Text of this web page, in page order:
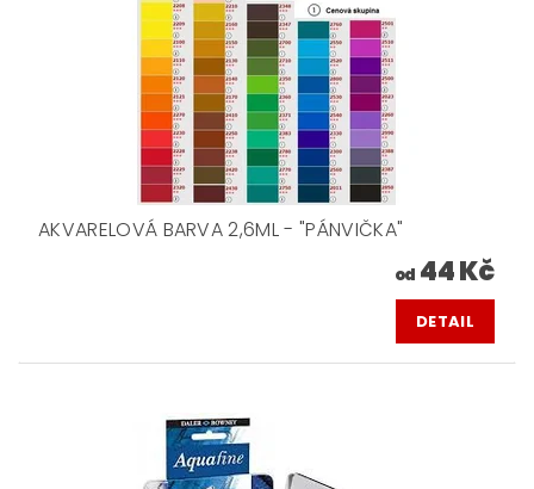
AKVARELOVÁ BARVA 2,6ML - "PÁNVIČKA"
od 44 Kč
DETAIL